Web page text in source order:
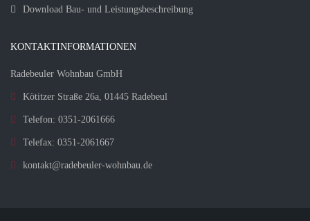
Download Bau- und Leistungsbeschreibung
KONTAKTINFORMATIONEN
Radebeuler Wohnbau GmbH
Kötitzer Straße 26a, 01445 Radebeul
Telefon: 0351-2061666
Telefax: 0351-2061667
kontakt@radebeuler-wohnbau.de